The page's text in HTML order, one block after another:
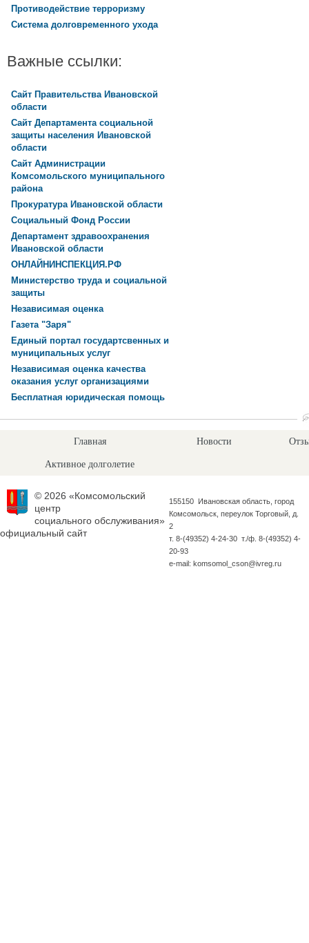
Противодействие терроризму
Система долговременного ухода
Важные ссылки:
Сайт Правительства Ивановской
области
Сайт Департамента социальной
защиты населения Ивановской
области
Сайт Администрации
Комсомольского муниципального
района
Прокуратура Ивановской области
Социальный Фонд России
Департамент здравоохранения
Ивановской области
ОНЛАЙНИНСПЕКЦИЯ.РФ
Министерство труда и социальной
защиты
Независимая оценка
Газета "Заря"
Единый портал государтсвенных и
муниципальных услуг
Независимая оценка качества
оказания услуг организациями
Бесплатная юридическая помощь
Главная Новости
Активное долголетие
© 2026 «Комсомольский
центр
социального обслуживания»
официальный сайт
155150 Ивановская область, город
Комсомольск, переулок Торговый, д.
2
т. 8-(49352) 4-24-30 т./ф. 8-(49352) 4-
20-93
e-mail: komsomol_cson@ivreg.ru